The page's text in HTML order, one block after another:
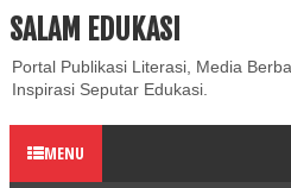
ABOUT CONTACT US
SALAM EDUKASI
Portal Publikasi Literasi, Media
Inspirasi Seputar Edukasi.
MENU